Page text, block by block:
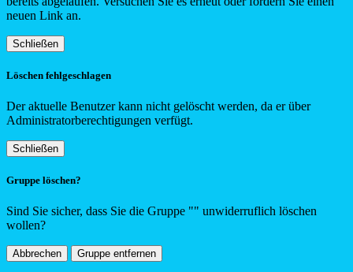
neuen Link an.
Schließen
Löschen fehlgeschlagen
Der aktuelle Benutzer kann nicht gelöscht werden, da er über
Administratorberechtigungen verfügt.
Schließen
Gruppe löschen?
Sind Sie sicher, dass Sie die Gruppe "" unwiderruflich löschen
wollen?
Abbrechen Gruppe entfernen